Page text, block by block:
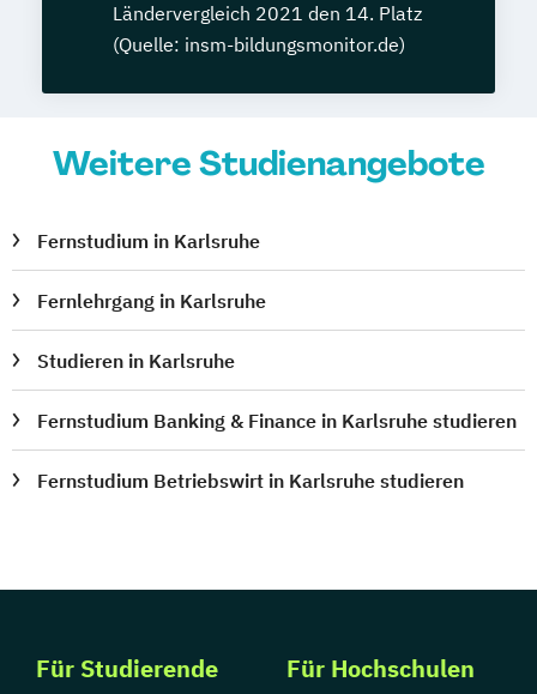
Ländervergleich 2021 den 14. Platz
(Quelle: insm-bildungsmonitor.de)
Weitere Studienangebote
Fernstudium in Karlsruhe
Fernlehrgang in Karlsruhe
Studieren in Karlsruhe
Fernstudium Banking & Finance in Karlsruhe studieren
Fernstudium Betriebswirt in Karlsruhe studieren
Für Studierende Für Hochschulen